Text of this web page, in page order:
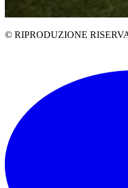
© RIPRODUZIONE